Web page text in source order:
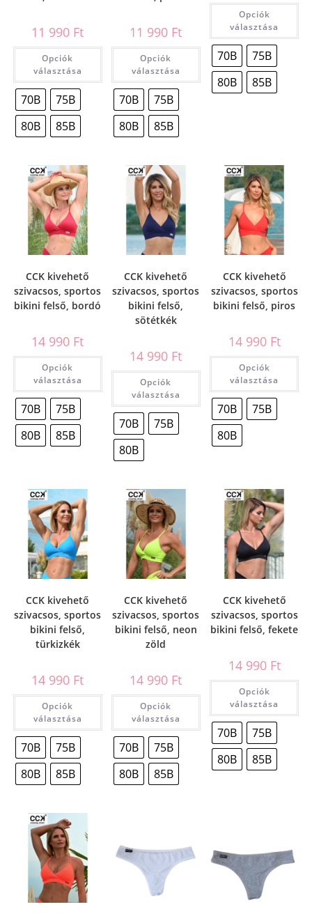
11 990 Ft
Opciók
választása
70B
75B
80B
85B
11 990 Ft
Opciók
választása
70B
75B
80B
85B
Opciók
választása
70B
75B
80B
85B
CCK kivehető
szivacsos, sportos
bikini felső, bordó
14 990 Ft
Opciók
választása
70B
75B
80B
85B
CCK kivehető
szivacsos, sportos
bikini felső,
sötétkék
14 990 Ft
Opciók
választása
70B
75B
80B
CCK kivehető
szivacsos, sportos
bikini felső, piros
14 990 Ft
Opciók
választása
70B
75B
80B
CCK kivehető
szivacsos, sportos
bikini felső,
türkizkék
14 990 Ft
Opciók
választása
70B
75B
80B
85B
CCK kivehető
szivacsos, sportos
bikini felső, neon
zöld
14 990 Ft
Opciók
választása
70B
75B
80B
85B
CCK kivehető
szivacsos, sportos
bikini felső, fekete
14 990 Ft
Opciók
választása
70B
75B
80B
85B